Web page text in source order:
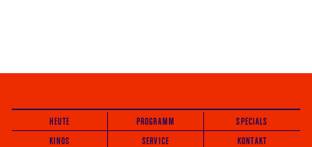
HEUTE PROGRAMM
SPECIALS
KINOS
SERVICE KONTAKT